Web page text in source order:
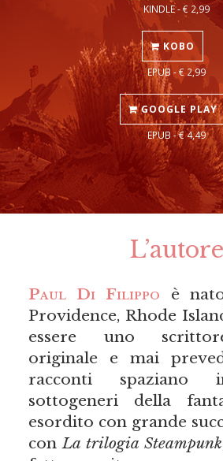
KINDLE - € 2,99
KOBO
EPUB - € 2,99
GOOGLE PLAY
EPUB - € 4,49
L’autore
Paul Di Filippo è
Providence, Rhode
essere uno
originale e mai
racconti
sottogeneri della
esordito con grande
conLa trilogia Steampunk